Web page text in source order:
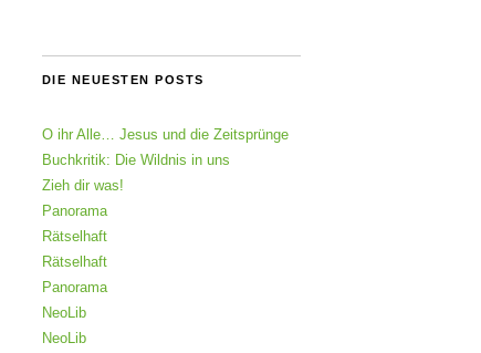
DIE NEUESTEN POSTS
O ihr Alle… Jesus und die Zeitsprünge
Buchkritik: Die Wildnis in uns
Zieh dir was!
Panorama
Rätselhaft
Rätselhaft
Panorama
NeoLib
NeoLib